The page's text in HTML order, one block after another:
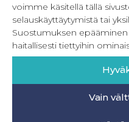
voimme käsitellä tällä
selauskäyttäytymistä tai
Suostumuksen
haitallisesti tiettyihin
Vain
Onnistu joustavien
Laakasauman ompelu
Jujunan ompelubingo
Retkeilyhousujen